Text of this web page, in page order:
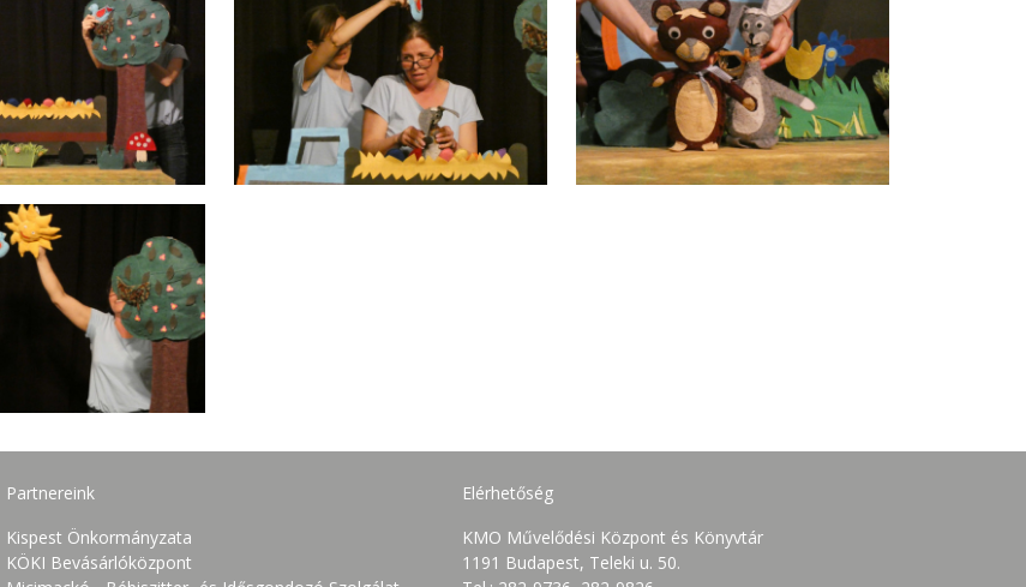
Partnereink
Kispest Önkormányzata
KÖKI Bevásárlóközpont
Elérhetőség
KMO Művelődési Központ és Könyvtár
1191 Budapest, Teleki u. 50.